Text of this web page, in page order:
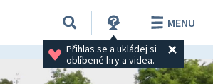
Přihlas se a ukládej si
oblíbené hry a videa.
MENU